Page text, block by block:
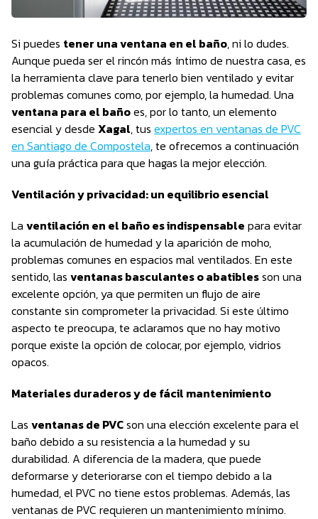
Si puedes tener una ventana en el baño, ni lo dudes.
Aunque pueda ser el rincón más íntimo de nuestra casa, es
la herramienta clave para tenerlo bien ventilado y evitar
problemas comunes como, por ejemplo, la humedad. Una
ventana para el bañoes, por lo tanto, un elemento
esencial y desde Xagal, tus expertos en ventanas de PVC
en Santiago de Compostela, te ofrecemos a continuación
una guía práctica para que hagas la mejor elección.
Ventilación y privacidad: un equilibrio esencial
La ventilación en el baño es indispensable para evitar
la acumulación de humedad y la aparición de moho,
problemas comunes en espacios mal ventilados. En este
sentido, las ventanas basculantes o abatiblesson una
excelente opción, ya que permiten un flujo de aire
constante sin comprometer la privacidad. Si este último
aspecto te preocupa, te aclaramos que no hay motivo
porque existe la opción de colocar, por ejemplo, vidrios
opacos.
Materiales duraderos y de fácil mantenimiento
Las ventanas de PVCson una elección excelente para el
baño debido a su resistencia a la humedad y su
durabilidad. A diferencia de la madera, que puede
deformarse y deteriorarse con el tiempo debido a la
humedad, el PVC no tiene estos problemas. Además, las
ventanas de PVC requieren un mantenimiento mínimo.